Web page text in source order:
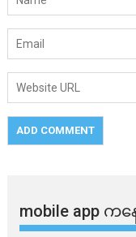
mobile app ​​က